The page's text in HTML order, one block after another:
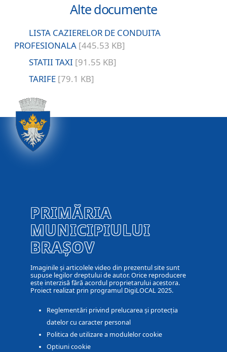
Alte documente
LISTA CAZIERELOR DE CONDUITA
PROFESIONALA [445.53 KB]
STATII TAXI [91.55 KB]
TARIFE [79.1 KB]
PRIMĂRIA
MUNICIPIULUI
BRAȘOV
Imaginile și articolele video din prezentul site sunt
supuse legilor dreptului de autor. Orice reproducere
este interzisă fără acordul proprietarului acestora.
Proiect realizat prin programul DigiLOCAL 2025.
Reglementări privind prelucarea și protecția
datelor cu caracter personal
Politica de utilizare a modulelor cookie
Optiuni cookie